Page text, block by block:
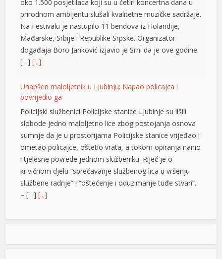
Uhapšen maloljetnik u Ljubinju: Napao policajca i
povrijedio ga
Policijski službenici Policijske stanice Ljubinje su lišili
slobode jedno maloljetno lice zbog postojanja osnova
sumnje da je u prostorijama Policijske stanice vrijeđao i
i tjelesne povrede jednom službeniku. Riječ je o
krivičnom djelu “sprečavanje službenog lica u vršenju
službene radnje” i “oštećenje i oduzimanje tuđe stvari”.
– […][...]
Tompson u Imotskom pred 20.000 ljudi: Uzvici ZDS,
majice sa obilježjima HOS-a i “Oluje”
Kontroverzni pjevač Marko Perković Tompson nastupio
je sinoć na stadionu „Gospin dolac“ u Imotskom, pred
oko 20.000 posjetilaca, piše 24sata.hr. Među publikom
našla i pjesma „Bojna Čavoglave“. Na […][...]